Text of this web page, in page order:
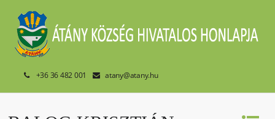
+36 36 482 001 atany@atany.hu